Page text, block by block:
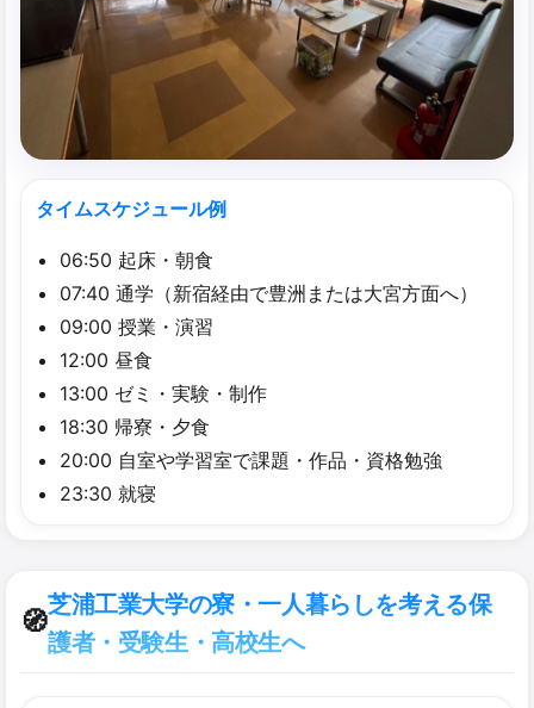
タイムスケジュール例
06:50 起床・朝食
07:40 通学（新宿経由で豊洲または大宮方面へ）
09:00 授業・演習
12:00 昼食
13:00 ゼミ・実験・制作
18:30 帰寮・夕食
20:00 自室や学習室で課題・作品・資格勉強
23:30 就寝
🧭
芝浦工業大学の寮・一人暮らしを考える保
護者・受験生・高校生へ